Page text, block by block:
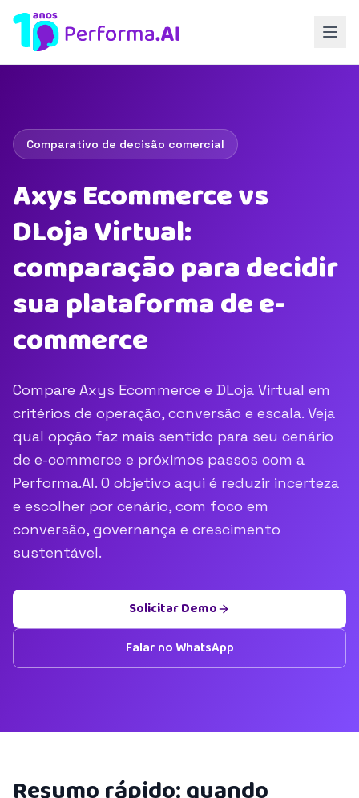
Comparativo de decisão comercial
Axys Ecommerce vs
DLoja Virtual:
comparação para decidir
sua plataforma de e-
commerce
Compare Axys Ecommerce e DLoja Virtual em
critérios de operação, conversão e escala. Veja
qual opção faz mais sentido para seu cenário
de e-commerce e próximos passos com a
Performa.AI. O objetivo aqui é reduzir incerteza
e escolher por cenário, com foco em
conversão, governança e crescimento
sustentável.
Solicitar Demo
Falar no WhatsApp